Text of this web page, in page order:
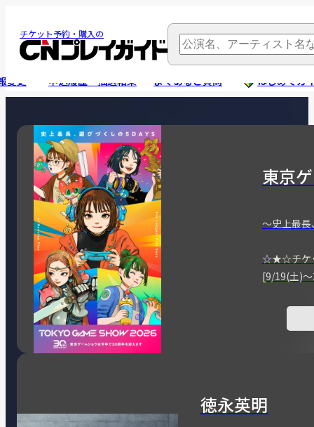
チケット予約・購入の
変更 申込履歴・抽選結果 よくあるご質問 はじめてガ
東京
～史上最長
☆★☆チケ
[9/19(土)
徳永英明